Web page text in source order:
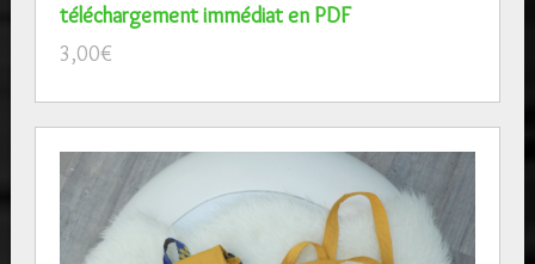
téléchargement immédiat en PDF
3,00€